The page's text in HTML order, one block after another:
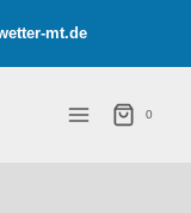
mt.de
0